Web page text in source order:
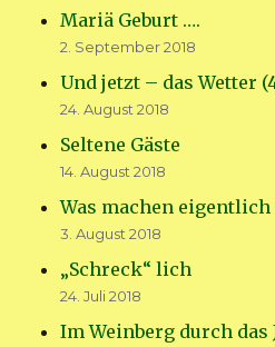
Mariä Geburt ….
2. September 2018
Und jetzt – das Wetter
24. August 2018
Seltene Gäste
14. August 2018
Was machen eigentlich
3. August 2018
„Schreck“ lich
24. Juli 2018
Im Weinberg durch das